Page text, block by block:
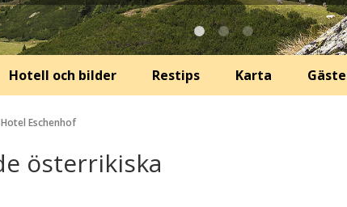
Hotell och bilder Restips Karta
Hotel Eschenhof
österrikiska